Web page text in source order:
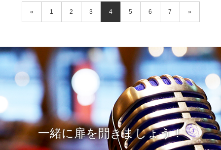
« 1 2 3 4 5 6 7 »
一緒に扉を開きましょう！